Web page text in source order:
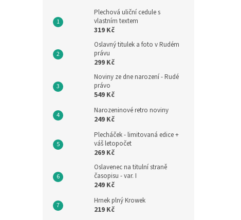
Plechová uliční cedule s
vlastním textem
319 Kč
Oslavný titulek a foto v Rudém
právu
299 Kč
Noviny ze dne narození - Rudé
právo
549 Kč
Narozeninové retro noviny
249 Kč
Plecháček - limitovaná edice +
váš letopočet
269 Kč
Oslavenec na titulní straně
časopisu - var. I
249 Kč
Hrnek plný Krowek
219 Kč